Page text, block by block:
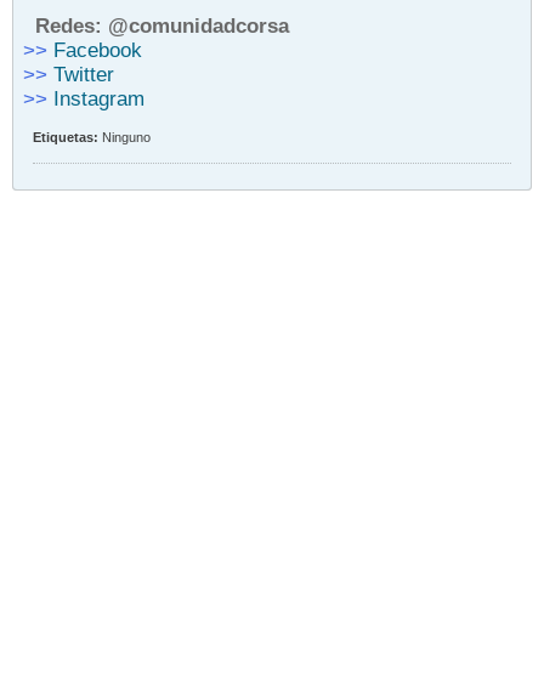
Redes: @comunidadcorsa
>> Facebook
>> Twitter
>> Instagram
Etiquetas: Ninguno